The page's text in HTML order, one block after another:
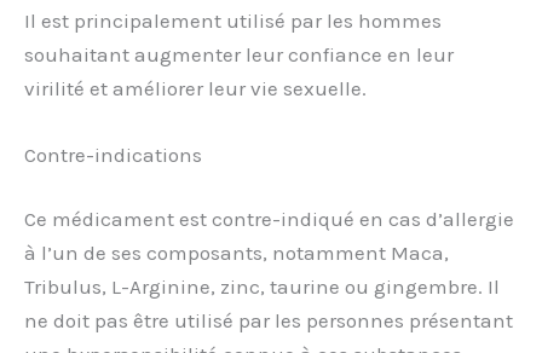
Il est principalement utilisé par les hommes
souhaitant augmenter leur confiance en leur
virilité et améliorer leur vie sexuelle.
Contre-indications
Ce médicament est contre-indiqué en cas d’allergie
à l’un de ses composants, notamment Maca,
Tribulus, L-Arginine, zinc, taurine ou gingembre. Il
ne doit pas être utilisé par les personnes présentant